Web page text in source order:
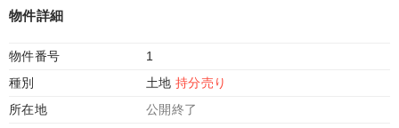
物件詳細
物件番号
1
種別
土地持分売り
所在地
公開終了